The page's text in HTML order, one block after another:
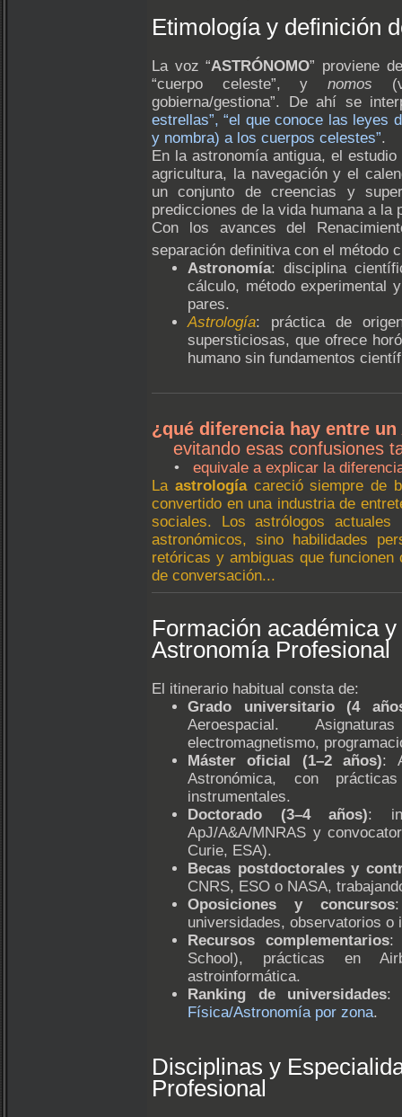
Etimología y definición
La voz “ASTRÓNOMO” proviene
“cuerpo celeste”, y nomos
gobierna/gestiona”. De ahí se
estrellas”, “el que conoce las leyes
y nombra) a los cuerpos celestes”.
En la astronomía antigua, el
agricultura, la navegación y el
un conjunto de creencias y
predicciones de la vida humana a la
Con los avances del
separación definitiva con el método
Astronomía: disciplina
cálculo, método experimental
pares.
Astrología: práctica de
supersticiosas, que ofrece
humano sin fundamentos
¿qué diferencia hay entre
evitando esas confusiones
• equivale a explicar la
La astrologíacareció siempre de
convertido en una industria de
sociales. Los astrólogos actuales
astronómicos, sino habilidades
retóricas y ambiguas que
de conversación...
Formación académica
Astronomía Profesional
El itinerario habitual consta de:
Grado universitario (4
Aeroespacial.
electromagnetismo,
Máster oficial (1–2 años):
Astronómica, con
instrumentales.
Doctorado (3–4 años):
ApJ/A&A/MNRAS y
Curie, ESA).
Becas postdoctorales y
CNRS, ESO o NASA,
Oposiciones y concursos
universidades, observatorios
Recursos complementarios:
School), prácticas en
astroinformática.
Ranking de universidades:
Física/Astronomía por zona.
Disciplinas y
Profesional